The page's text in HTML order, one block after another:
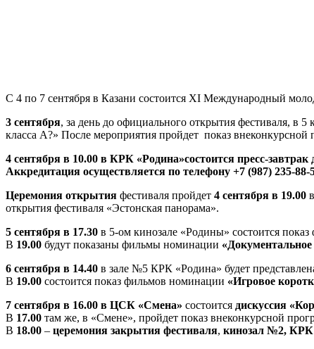
С 4 по 7 сентября в Казани состоится XI Международный
3 сентября, за день до официального открытия фестиваля, в 5
класса А?» После мероприятия пройдет показ внеконкурсной
4 сентября в 10.00 в КРК «Родина»состоится пресс-
Аккредитация осуществляется по телефону +7 (987) 235-
Церемония открытия фестиваля пройдет 4 сентября в 19.00
открытия фестиваля «Эстонская панорама».
5 сентября в 17.30 в 5-ом кинозале «Родины» состоится
В 19.00 будут показаны фильмы номинации
6 сентября в 14.40 в зале №5 КРК «Родина» будет
В 19.00 состоится показ фильмов номинации «Игровое
7 сентября в 16.00 в ЦСК «Смена» состоится дискуссия
В 17.00 там же, в «Смене», пройдет показ внеконкурсной
В 18.00 – церемония закрытия фестиваля, кинозал №2, КРК